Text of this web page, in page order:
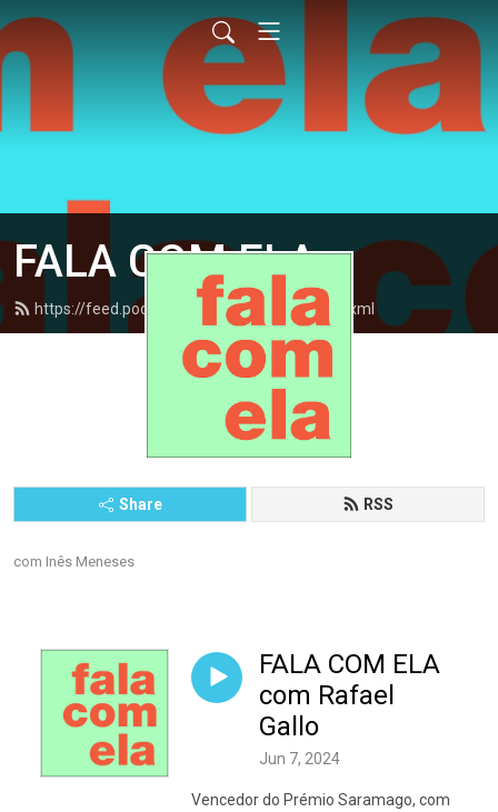
FALA COM ELA
https://feed.podbean.com/falacomela/feed.xml
Share RSS
com Inês Meneses
FALA COM ELA
com Rafael
Gallo
Jun 7, 2024
Vencedor do Prémio Saramago, com